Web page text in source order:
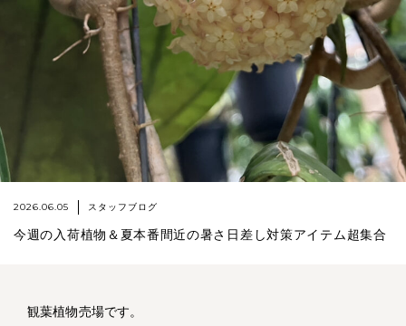
2026.06.05 スタッフブログ
今週の入荷植物＆夏本番間近の暑さ日差し対策アイテム超集合
観葉植物売場です。